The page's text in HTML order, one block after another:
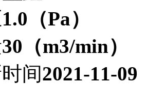
1.0（Pa）
30（m3/min）
间2021-11-09